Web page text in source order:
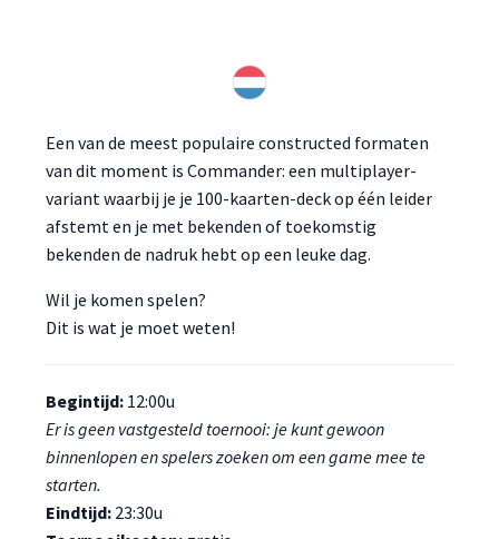
Een van de meest populaire constructed formaten
van dit moment is Commander: een multiplayer-
variant waarbij je je 100-kaarten-deck op één leider
afstemt en je met bekenden of toekomstig
bekenden de nadruk hebt op een leuke dag.
Wil je komen spelen?
Dit is wat je moet weten!
Begintijd: 12:00u
Er is geen vastgesteld toernooi: je kunt gewoon
binnenlopen en spelers zoeken om een game mee te
starten.
Eindtijd: 23:30u